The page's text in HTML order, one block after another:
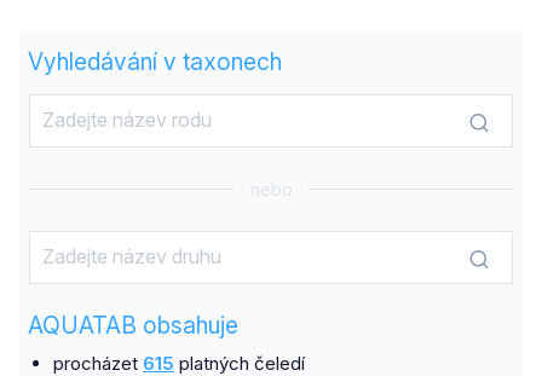
Vyhledávání v taxonech
nebo
AQUATAB obsahuje
procházet 615 platných čeledí